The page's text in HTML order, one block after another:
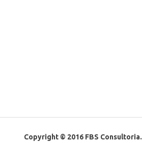
Copyright © 2016 FBS